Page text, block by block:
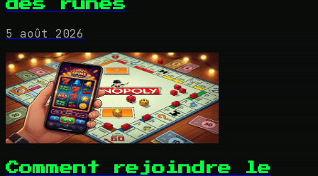
des runes
5 août 2026
Comment rejoindre le